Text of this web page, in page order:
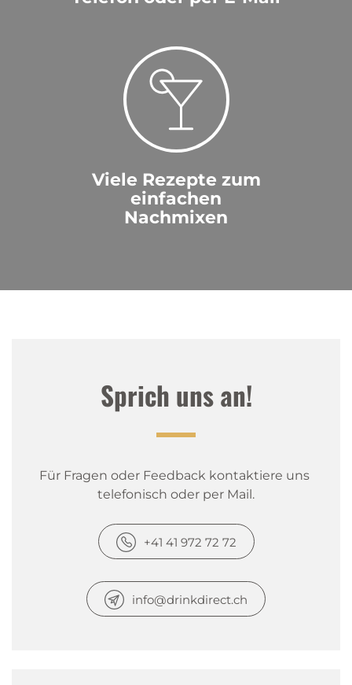
Viele Rezepte zum
einfachen
Nachmixen
Sprich uns an!
Für Fragen oder Feedback kontaktiere uns
telefonisch oder per Mail.
+41 41 972 72 72
info@drinkdirect.ch